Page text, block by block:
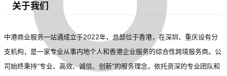
关于我们
中港商业服务一站通成立于2022年，总部位于香港，在深圳、重庆设有分
支机构，是一家专业从事内地个人和香港企业服务的综合性跨境服务商。公
司始终秉持“专业、高效、诚信、创新”的服务理念，依托资深的专业团队和